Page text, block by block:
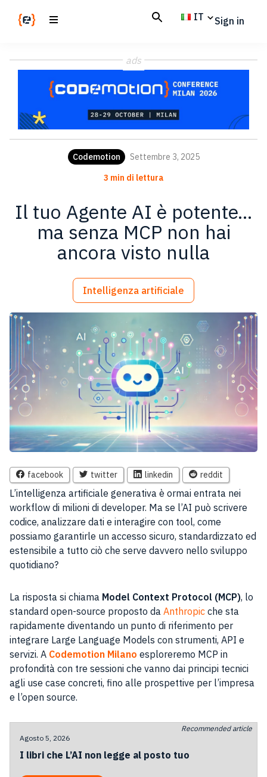
Magazine
code
IT Sign in
ads
Codemotion
Settembre 3, 2025
3 min di lettura
Il tuo Agente AI è potente…
ma senza MCP non hai
ancora visto nulla
Intelligenza artificiale
facebook twitter linkedin reddit
L’intelligenza artificiale generativa è ormai entrata nei
workflow di milioni di developer. Ma se l’AI può scrivere
codice, analizzare dati e interagire con tool, come
possiamo garantirle un accesso sicuro, standardizzato ed
estensibile a tutto ciò che serve davvero nello sviluppo
quotidiano?
La risposta si chiama Model Context Protocol (MCP), lo
standard open-source proposto da Anthropic che sta
rapidamente diventando un punto di riferimento per
integrare Large Language Models con strumenti, API e
servizi. A Codemotion Milano esploreremo MCP in
profondità con tre sessioni che vanno dai principi tecnici
agli use case concreti, fino alle prospettive per l’impresa
e l’open source.
Recommended article
Agosto 5, 2026
I libri che L’AI non legge al posto tuo